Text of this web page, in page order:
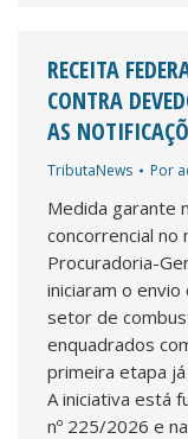
RECEITA
CONTRA
AS
TributaNews Por
Medida garante
concorrencial no
Procuradoria-
iniciaram o
setor de
enquadrados
primeira etapa
A iniciativa está
nº 225/2026 e